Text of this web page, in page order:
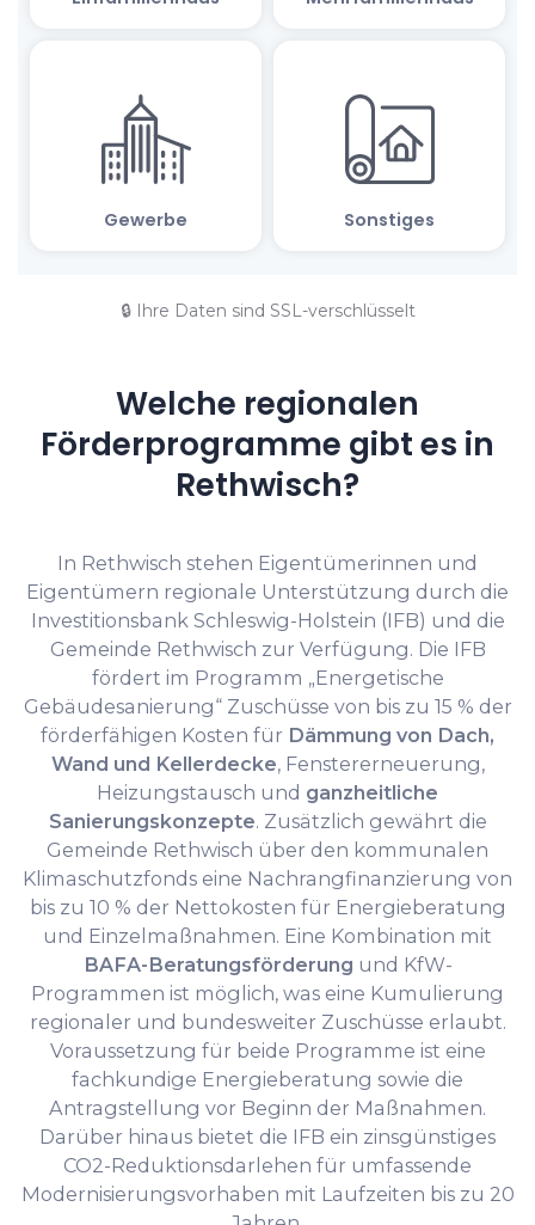
🔒 Ihre Daten sind SSL-verschlüsselt
Welche regionalen
Förderprogramme gibt es in
Rethwisch?
In Rethwisch stehen Eigentümerinnen und
Eigentümern regionale Unterstützung durch die
Investitionsbank Schleswig-Holstein (IFB) und die
Gemeinde Rethwisch zur Verfügung. Die IFB
fördert im Programm „Energetische
Gebäudesanierung“ Zuschüsse von bis zu 15 % der
förderfähigen Kosten für Dämmung von Dach,
Wand und Kellerdecke, Fenstererneuerung,
Heizungstausch und ganzheitliche
Sanierungskonzepte. Zusätzlich gewährt die
Gemeinde Rethwisch über den kommunalen
Klimaschutzfonds eine Nachrangfinanzierung von
bis zu 10 % der Nettokosten für Energieberatung
und Einzelmaßnahmen. Eine Kombination mit
BAFA-Beratungsförderung und KfW-
Programmen ist möglich, was eine Kumulierung
regionaler und bundesweiter Zuschüsse erlaubt.
Voraussetzung für beide Programme ist eine
fachkundige Energieberatung sowie die
Antragstellung vor Beginn der Maßnahmen.
Darüber hinaus bietet die IFB ein zinsgünstiges
CO2-Reduktionsdarlehen für umfassende
Modernisierungsvorhaben mit Laufzeiten bis zu 20